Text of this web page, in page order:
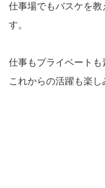
仕事場でもバスケを
す。
仕事もプライベートも
これからの活躍も楽し